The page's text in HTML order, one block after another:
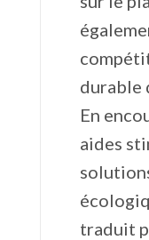
durable
En
aides
traduit